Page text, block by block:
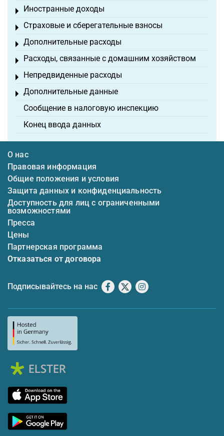
Иностранные доходы
Toggle menu
Страховые и сберегательные взносы
Toggle menu
Дополнительные расходы
Toggle menu
Расходы, связанные с домашним хозяйством
Toggle menu
Непредвиденные расходы
Toggle menu
Дополнительные данные
Toggle menu
Сообщение в налоговую инспекцию
Конец ввода данных
О нас
Правовая информация
Общие положения и условия
Защита данных и конфиденциальность
Доступность для лиц с ограниченными
возможностями
Пресса
Цены
Партнерская программа
Отказаться от договора
Подписывайтесь на нас Facebook
X Instagram